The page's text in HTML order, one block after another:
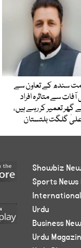
سندھ کے تعاون سے
آفات سے متاثرہ افراد
گھر تعمیر کر رہے ہیں،
گلگت بلتستان
Showbiz
Sports News
Urdu
Business
Urdu